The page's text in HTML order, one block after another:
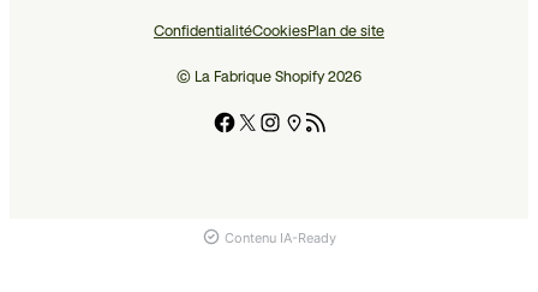
ConfidentialitéCookiesPlan de site
© La Fabrique Shopify 2026
Contenu IA-Ready